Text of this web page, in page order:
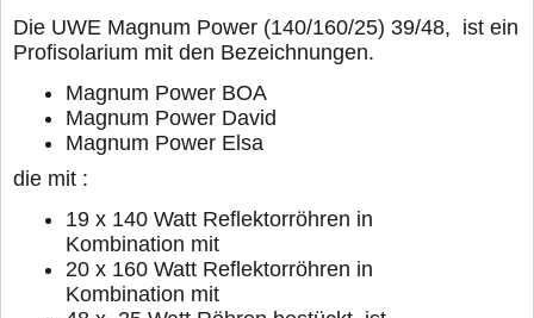
Die UWE Magnum Power (140/160/25) 39/48, ist ein
Profisolarium mit den Bezeichnungen.
Magnum Power BOA
Magnum Power David
Magnum Power Elsa
die mit :
19 x 140 Watt Reflektorröhren in
Kombination mit
20 x 160 Watt Reflektorröhren in
Kombination mit